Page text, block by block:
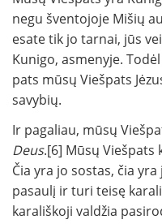
negu šventojoje Mišių
esate tik jo tarnai, jūs
Kunigo, asmenyje.
pats mūsų Viešpats
savybių.
Ir pagaliau, mūsų
Deus.[6] Mūsų Viešpats
Čia yra jo sostas, čia
pasaulį ir turi teisę
karališkoji valdžia